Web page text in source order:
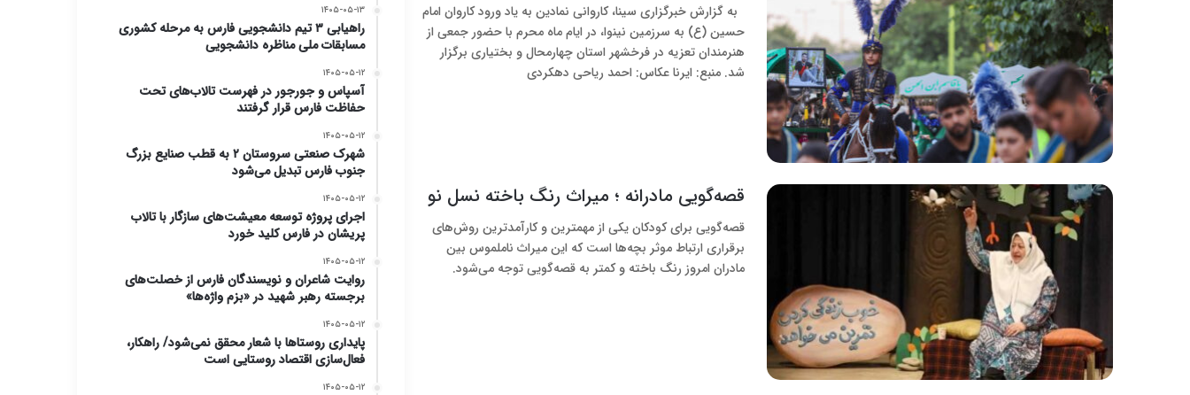
به گزارش خبرگزاری سینا، کاروانی نمادین به یاد ورود کاروان امام
حسین (ع) به سرزمین نینوا، در ایام ماه محرم‌ با حضور جمعی از
هنرمندان تعزیه در فرخشهر استان چهارمحال و بختیاری برگزار
شد. منبع: ایرنا عکاس: احمد ریاحی دهکردی
قصه‌گویی مادرانه ؛ میراث رنگ باخته نسل نو
قصه‌گویی برای کودکان یکی از مهمترین و کارآمدترین روش‌های
برقراری ارتباط موثر بچه‌ها است که این میراث ناملموس بین
مادران امروز رنگ باخته و کمتر به قصه‌گویی توجه می‌شود.
۱۴۰۵-۰۵-۱۳
راهیابی ۳ تیم دانشجویی فارس به مرحله کشوری
مسابقات ملی مناظره دانشجویی
۱۴۰۵-۰۵-۱۲
آسپاس و جورجور در فهرست تالاب‌های تحت
حفاظت فارس قرار گرفتند
۱۴۰۵-۰۵-۱۲
شهرک صنعتی سروستان ۲ به قطب صنایع بزرگ
جنوب فارس تبدیل می‌شود
۱۴۰۵-۰۵-۱۲
اجرای پروژه توسعه معیشت‌های سازگار با تالاب
پریشان در فارس کلید خورد
۱۴۰۵-۰۵-۱۲
روایت شاعران و نویسندگان فارس از خصلت‌های
برجسته‌ رهبر شهید در «بزم واژه‌ها»
۱۴۰۵-۰۵-۱۲
پایداری روستاها با شعار محقق نمی‌شود/ راهکار،
فعال‌سازی اقتصاد روستایی است
۱۴۰۵-۰۵-۱۲